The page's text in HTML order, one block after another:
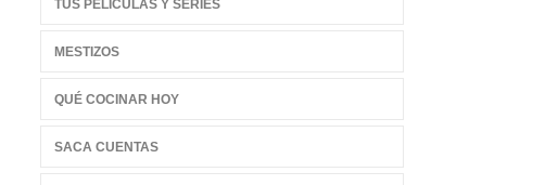
TUS PELÍCULAS Y SERIES
MESTIZOS
QUÉ COCINAR HOY
SACA CUENTAS